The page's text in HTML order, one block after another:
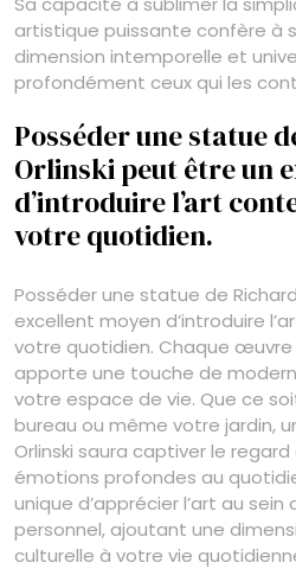
artistique puissante confère à
dimension intemporelle et
profondément ceux qui les
Posséder une statue
Orlinski peut être un
d’introduire l’art
votre quotidien.
Posséder une statue de
excellent moyen d’introduire
votre quotidien. Chaque
apporte une touche de
votre espace de vie. Que ce
bureau ou même votre jardin,
Orlinski saura captiver le
émotions profondes au
unique d’apprécier l’art au
personnel, ajoutant une
culturelle à votre vie